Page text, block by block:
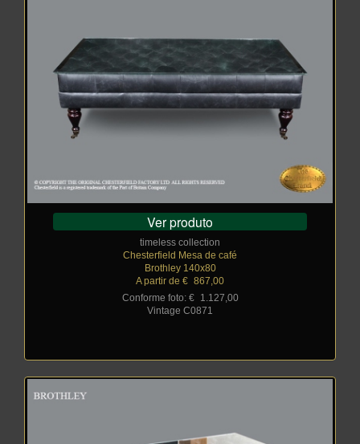
Ver produto
timeless collection
Chesterfield Mesa de café
Brothley 140x80
A partir de € 867,00
Conforme foto: €_
1.127,00
Vintage C0871